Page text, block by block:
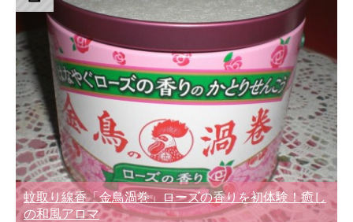
蚊取り線香「金鳥渦巻」ローズの香りを初体験！癒し
の和風アロマ